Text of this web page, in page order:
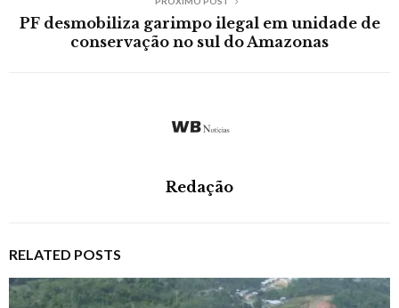
PF desmobiliza garimpo ilegal em unidade de
conservação no sul do Amazonas
Redação
RELATED POSTS